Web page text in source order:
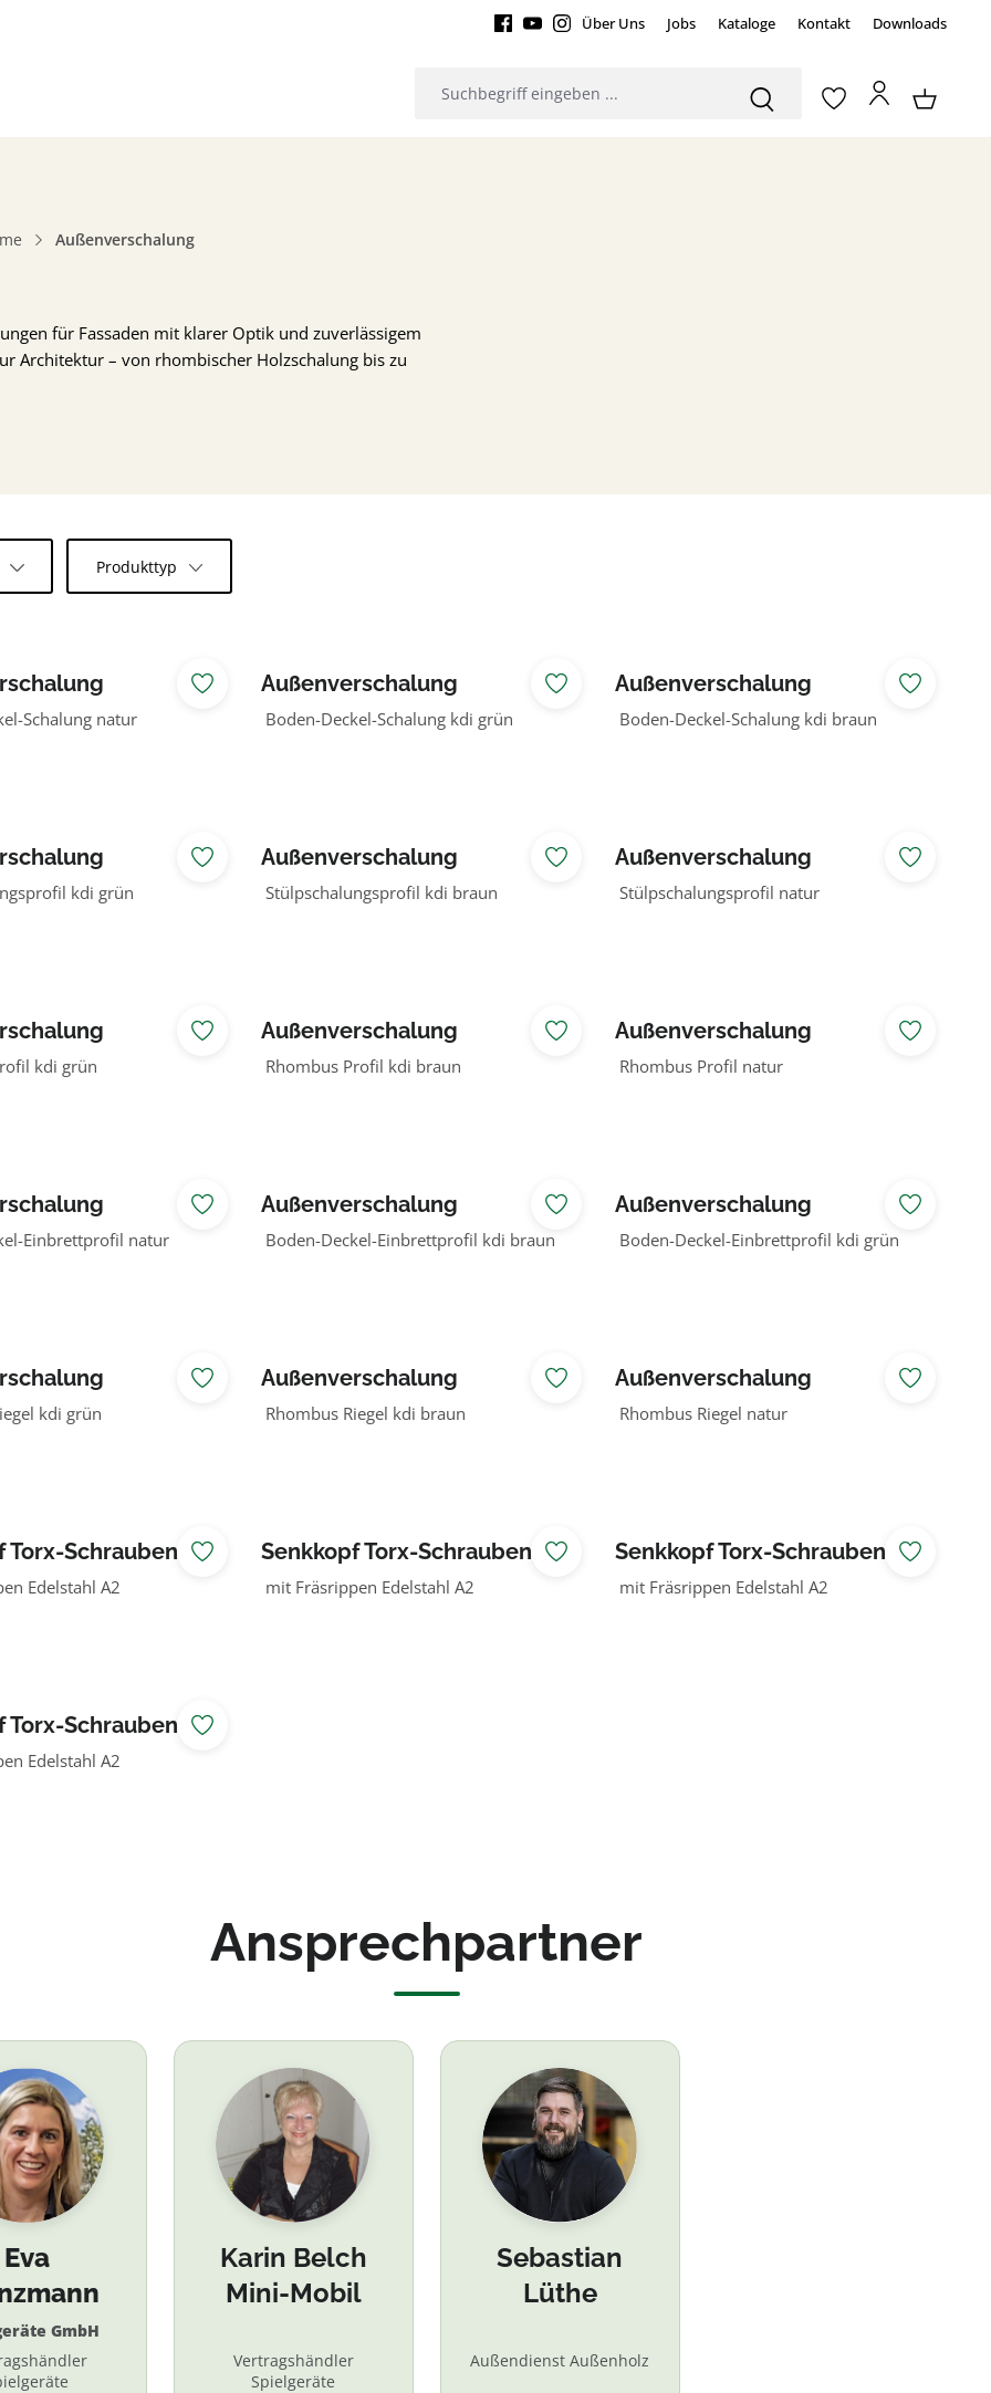
Über Uns Jobs Kataloge Kontakt Downloads
Außenverschalung
für Fassaden mit klarer Optik und zuverlässigem
Architektur – von rhombischer Holzschalung bis zu
Produkttyp
Schalung natur
Außenverschalung
Lärche/Douglasie
Boden-Deckel-Schalung kdi grün
Außenverschalung
Lärche/Douglasie
Boden-Deckel-Schalung kdi braun
kdi grün
Außenverschalung
Lärche/Douglasie
Stülpschalungsprofil kdi braun
Außenverschalung
Lärche/Douglasie
Stülpschalungsprofil natur
kdi grün
Außenverschalung
Lärche/Douglasie
Rhombus Profil kdi braun
Außenverschalung
Lärche/Douglasie
Rhombus Profil natur
Einbrettprofil natur
Außenverschalung
Lärche/Douglasie
Boden-Deckel-Einbrettprofil kdi braun
Außenverschalung
Lärche/Douglasie
Boden-Deckel-Einbrettprofil kdi grün
kdi grün
Außenverschalung
Lärche/Douglasie
Rhombus Riegel kdi braun
Außenverschalung
Lärche/Douglasie
Rhombus Riegel natur
Schrauben 5 x
Edelstahl A2
Senkkopf Torx-Schrauben 5 x
60 mm
mit Fräsrippen Edelstahl A2
Senkkopf Torx-Schrauben 5 x
70 mm
mit Fräsrippen Edelstahl A2
Schrauben 6 x
Edelstahl A2
Ansprechpartner
Eva
GmbH
Karin Belch
Mini-Mobil
Vertragshändler
Spielgeräte
Sebastian
Lüthe
Außendienst Außenholz